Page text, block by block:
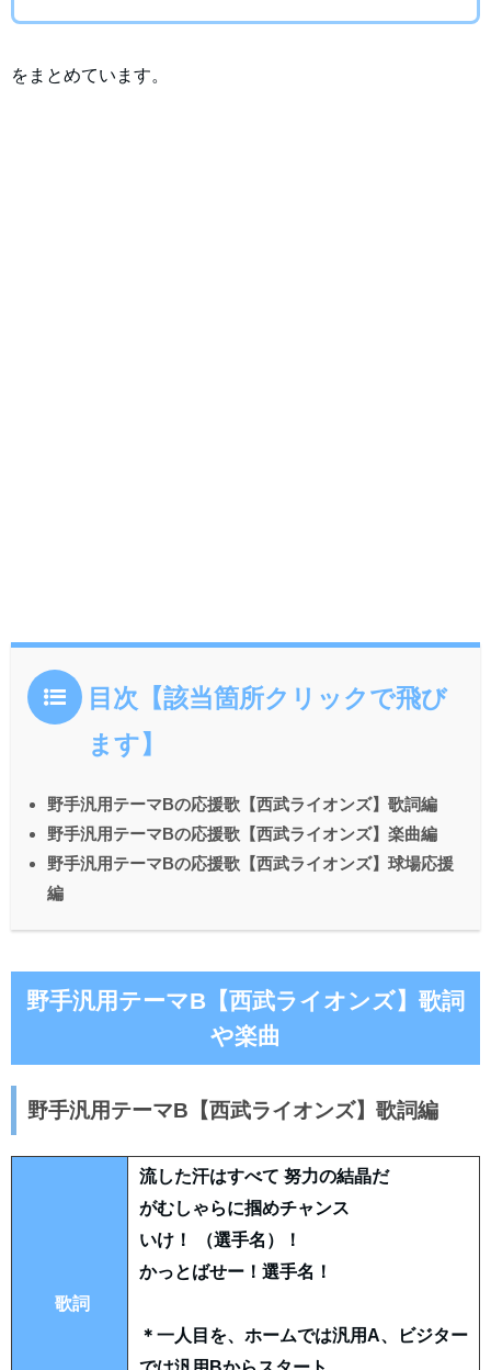
をまとめています。
目次【該当箇所クリックで飛び
ます】
野手汎用テーマBの応援歌【西武ライオンズ】歌詞編
野手汎用テーマBの応援歌【西武ライオンズ】楽曲編
野手汎用テーマBの応援歌【西武ライオンズ】球場応援
編
野手汎用テーマB【西武ライオンズ】歌詞
や楽曲
野手汎用テーマB【西武ライオンズ】歌詞編
歌詞
流した汗はすべて 努力の結晶だ
がむしゃらに掴めチャンス
いけ！ （選手名）！
かっとばせー！選手名！
＊一人目を、ホームでは汎用A、ビジター